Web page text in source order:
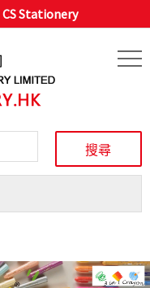
CS Stationery